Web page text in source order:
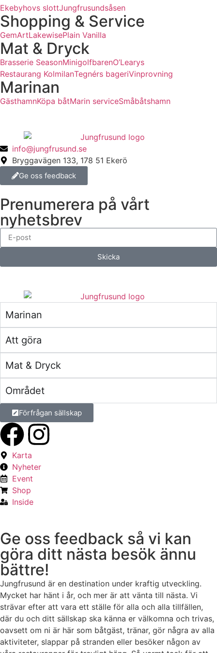
Ekebyhovs slottJungfrusundsåsen
Shopping & Service
GemArtLakewisePlain Vanilla
Mat & Dryck
Brasserie SeasonMinigolfbarenO’Learys
Restaurang KolmilanTegnérs bageriVinprovning
Marinan
GästhamnKöpa båtMarin serviceSmåbåtshamn
info@jungfrusund.se
Bryggavägen 133, 178 51 Ekerö
Ge oss feedback
Prenumerera på vårt
nyhetsbrev
Skicka
Marinan
Att göra
Mat & Dryck
Området
Förfrågan sällskap
Karta
Nyheter
Event
Shop
Inside
Ge oss feedback så vi kan
göra ditt nästa besök ännu
bättre!
Jungfrusund är en destination under kraftig utveckling.
Mycket har hänt i år, och mer är att vänta till nästa. Vi
strävar efter att vara ett ställe för alla och alla tillfällen,
där du och ditt sällskap ska känna er välkomna och trivas,
oavsett om ni är här som båtgäst, tränar, gör några av alla
aktiviteter, slappar på stranden eller besöker någon av